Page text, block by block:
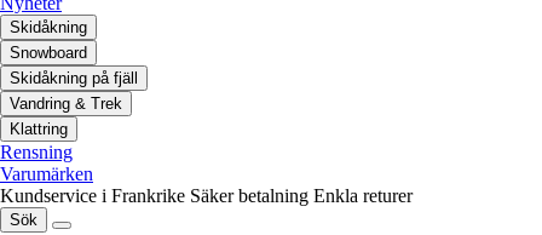
Skidåkning
Snowboard
Skidåkning på fjäll
Vandring & Trek
Klattring
Rensning
Varumärken
Kundservice i Frankrike Säker betalning Enkla returer
Sök